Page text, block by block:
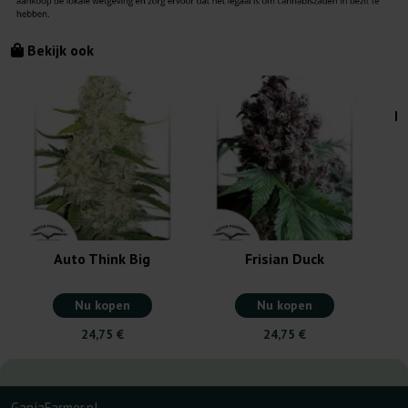
Bekijk ook
Auto Think Big
Nu kopen
24,75 €
Frisian Duck
Nu kopen
24,75 €